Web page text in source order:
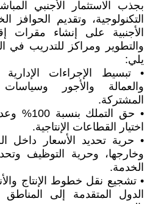
بجذب الاستثمار الأجنبي
التكنولوجية، وتقديم
الأجنبية على إنشاء مقرات
والتطوير ومراكز للتدريب في
يلي:
• تبسيط الإجراءات الإدارية
والعمالة والأجور
المشتركة.
• حق
اختيار القطاعات الإنتاجية.
• حرية تحديد الأسعار داخل
وخارجها، وحرية التوظيف
الخدمة.
• تشجيع نقل خطوط الإنتاج
الدول المتقدمة إلى